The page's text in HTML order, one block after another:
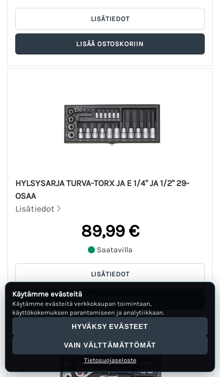
HYLSYSARJA TURVA-TORX JA E 1/4" JA 1/2" 29-
OSAA
Lisätiedot
89,99 €
Saatavilla
Käytämme evästeitä
Käytämme evästeitä verkkokaupan toimintaan,
käyttökokemuksen parantamiseen ja analytiikkaan.
HYVÄKSY EVÄSTEET
VAIN VÄLTTÄMÄTTÖMÄT
Tietosuojaseloste